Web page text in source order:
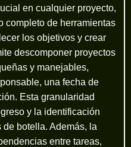
en cualquier proyecto,
completo de herramientas
los objetivos y crear
descomponer proyectos
y manejables,
una fecha de
Esta granularidad
y la identificación
botella. Además, la
entre tareas,